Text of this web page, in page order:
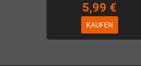
5,99 €
KAUFEN